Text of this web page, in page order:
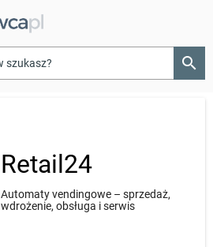
search
Retail24
Automaty vendingowe – sprzedaż,
wdrożenie, obsługa i serwis